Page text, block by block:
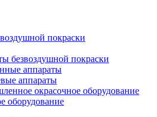
покраски
безвоздушной покраски
аппараты
аппараты
окрасочное оборудование
оборудование